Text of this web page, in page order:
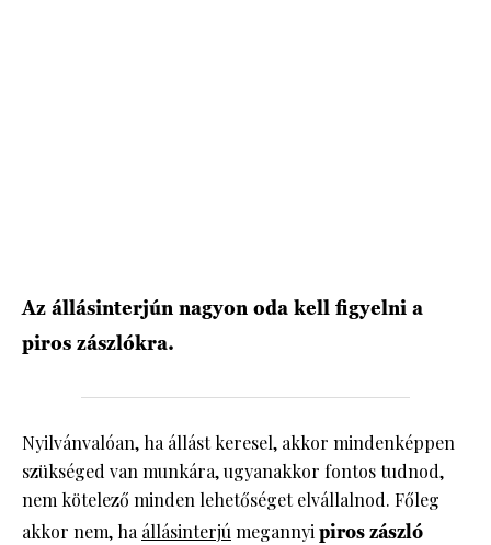
Az állásinterjún nagyon oda kell figyelni a
piros zászlókra.
Nyilvánvalóan, ha állást keresel, akkor mindenképpen
szükséged van munkára, ugyanakkor fontos tudnod,
nem kötelező minden lehetőséget elvállalnod. Főleg
akkor nem, haállásinterjúmegannyipiros zászló